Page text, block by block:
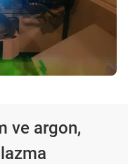
ve argon,